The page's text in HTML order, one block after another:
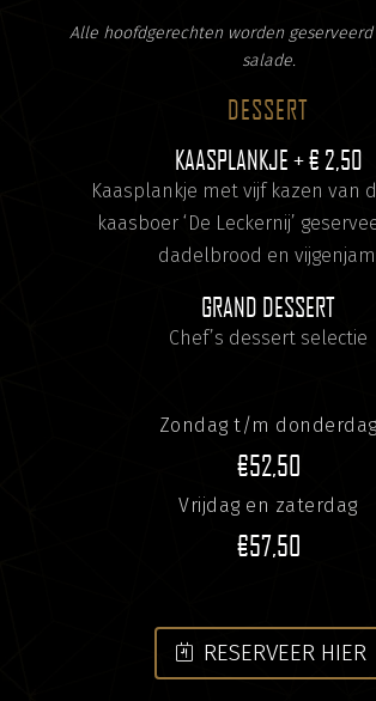
Alle hoofdgerechten worden
salade.
DESSERT
KAASPLANKJE+ € 2,50
Kaasplankje met vijf kazen van
kaasboer ‘De Leckernij’
dadelbrood en
GRAND DESSERT
Chef’s dessert selectie
Zondag t/m donderdag
€52,50
Vrijdag en zaterdag
€57,50
calendar_meal RESERVEER HIER